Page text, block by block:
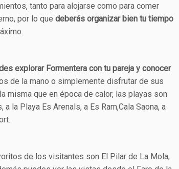
tanto para alojarse como para comer
por lo que deberás organizar bien tu tiempo
explorar Formentera con tu pareja y conocer
de la mano o simplemente disfrutar de sus
misma que en época de calor, las playas son
la Playa Es Arenals, a Es Ram,Cala Saona, a
de los visitantes son El Pilar de La Mola,